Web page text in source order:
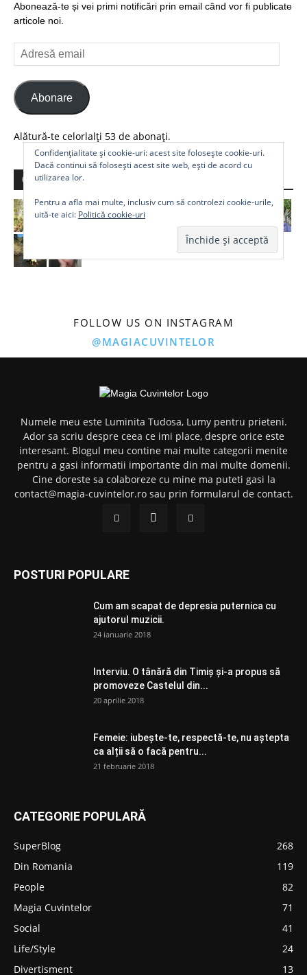
Abonează-te și vei primi notificări prin email când vor fi publicate
articole noi.
Adresă
email
Abonare
Alătură-te celorlalți 53 de abonați.
Comunitate
Confidențialitate și cookie-uri: acest site folosește cookie-uri.
Dacă continui să folosești acest site web, ești de acord cu
utilizarea lor.
Pentru a afla mai multe, inclusiv cum să controlezi cookie-urile,
uită-te aici: Politică cookie-uri
FOLLOW US ON INSTAGRAM
@MAGIACUVINTELOR
Numele meu este Luminita Tudosa, Lumy pentru prieteni.
Ador sa scriu despre ceea ce imi place, despre orice este
interesant. Blogul meu contine mai multe categorii menite
pentru a gasi informatii importante din mai multe domenii.
Cine doreste sa colaboreze cu mine ma puteti gasi la
contact@magia-cuvintelor.ro sau prin formularul de contact.
POSTURI POPULARE
Cum am scapat de depresia puternica cu
ajutorul muzicii.
24 ianuarie 2018
Interviu. O tânără din Timiș și-a propus să
promoveze Castelul din...
20 aprilie 2018
Femeie: iubește-te, respectă-te, nu aștepta
ca alții să o facă pentru...
21 februarie 2018
CATEGORIE POPULARĂ
SuperBlog
268
Din Romania
119
People
82
Magia Cuvintelor
71
Social
41
Life/Style
24
Divertisment
13